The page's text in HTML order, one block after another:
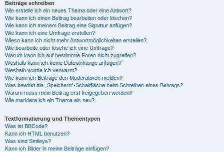
Beiträge schreiben
Wie erstelle ich ein neues Thema oder eine Antwort?
Wie kann ich einen Beitrag bearbeiten oder löschen?
Wie kann ich meinem Beitrag eine Signatur anfügen?
Wie kann ich eine Umfrage erstellen?
Wieso kann ich nicht mehr Antwortmöglichkeiten erstellen?
Wie bearbeite oder lösche ich eine Umfrage?
Warum kann ich auf bestimmte Foren nicht zugreifen?
Weshalb kann ich keine Dateianhänge anfügen?
Weshalb wurde ich verwarnt?
Wie kann ich Beiträge den Moderatoren melden?
Was bewirkt die „Speichern“-Schaltfläche beim Schreiben eines Beitrags?
Warum muss mein Beitrag erst freigegeben werden?
Wie markiere ich ein Thema als neu?
Textformatierung und Thementypen
Was ist BBCode?
Kann ich HTML benutzen?
Was sind Smileys?
Kann ich Bilder in meine Beiträge einfügen?